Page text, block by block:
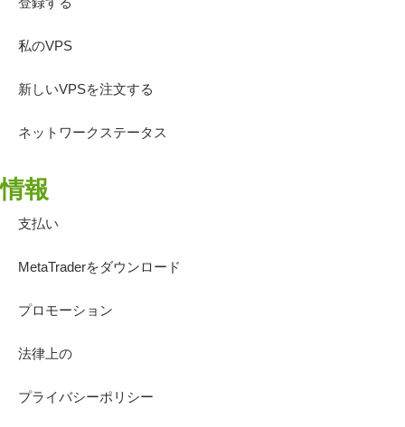
私のVPS
新しいVPSを注文する
ネットワークステータス
情報
支払い
MetaTraderをダウンロード
プロモーション
法律上の
プライバシーポリシー